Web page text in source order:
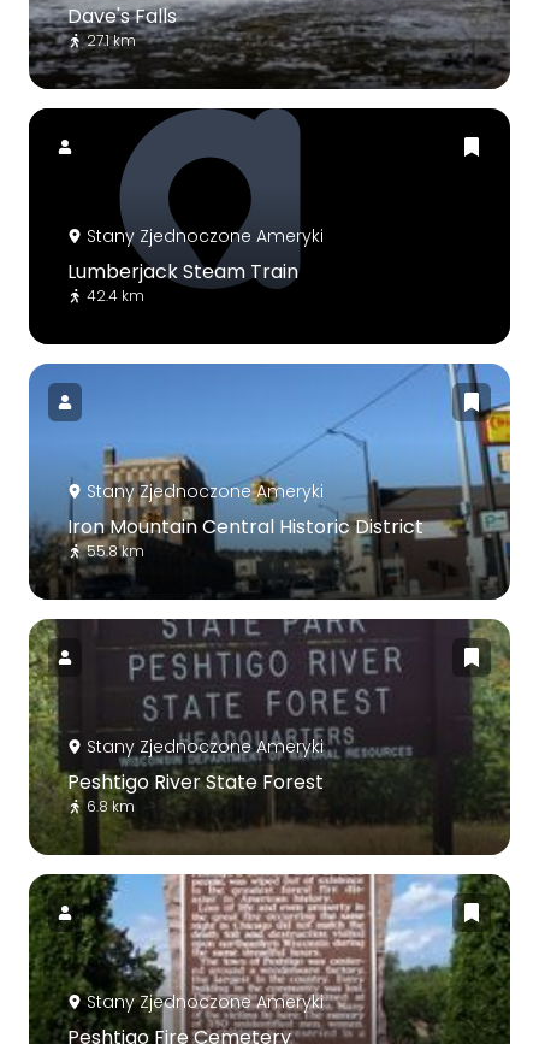
Dave's Falls
27.1 km
Stany Zjednoczone Ameryki
Lumberjack Steam Train
42.4 km
Stany Zjednoczone Ameryki
Iron Mountain Central Historic District
55.8 km
Stany Zjednoczone Ameryki
Peshtigo River State Forest
6.8 km
Stany Zjednoczone Ameryki
Peshtigo Fire Cemetery